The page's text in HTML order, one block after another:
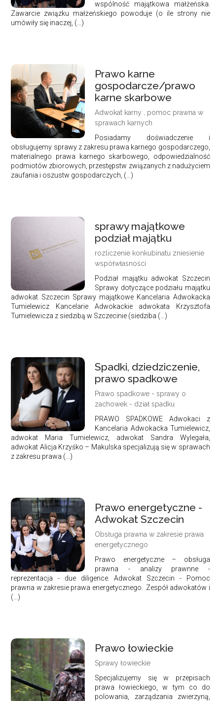
wspólność majątkowa małżeńska.
Zawarcie związku małżeńskiego powoduje (o ile strony nie
umówiły się inaczej, (...)
Prawo karne
gospodarcze/prawo
karne skarbowe
Adwokat karny , pomoc prawna w
sprawach karnych
Posiadamy doświadczenie i
obsługujemy sprawy z zakresu prawa karnego gospodarczego,
materialnego prawa karnego skarbowego, odpowiedzialność
podmiotów zbiorowych, przestępstw związanych z nadużyciem
zaufania i oszustw gospodarczych, (...)
sprawy majątkowe
podział majątku
rozliczenie konkubinatu zniesienie
współwłasności
Podział majątku adwokat Szczecin
Sprawy dotyczące podziału majątku
adwokat Szczecin Sprawy majątkowe Kancelaria Adwokacka
Tumielewicz Kancelarie Adwokackie adwokata Krzysztofa
Tumielewicza z siedzibą w Szczecinie (siedziba (...)
Spadki, dziedziczenie,
prawo spadkowe
Prawo spadkowe - sprawy o
zachowek - dział spadku
PRAWO SPADKOWE Adwokaci z
Kancelaria Adwokacka Tumielewicz,
adwokat Maria Tumielewicz, adwokat Sandra Wylegała,
adwokat Alicja Krzyśko – Makulska specjalizują się w sprawach
z zakresu prawa (...)
Prawo energetyczne -
Adwokat Szczecin
Obsługa prawna w zakresie prawa
energetycznego
Prawo energetyczne – obsługa
prawna - analizy prawnne -
reprezentacja - due diligence. Adwokat Szczecin - Pomoc
prawna w zakresie prawa energetycznego. Zespół adwokatów i
(...)
Prawo łowieckie
Sprawy łowieckie
Specjalizujemy się w przepisach
prawa łowieckiego, w tym co do
polowania, zarządzania zwierzyną,